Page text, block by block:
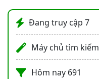
Đang truy cập 7
Máy chủ tìm kiếm
Hôm nay 691